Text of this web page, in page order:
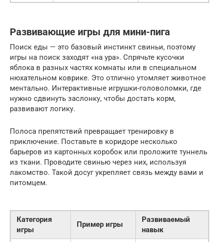
Развивающие игры для мини-пига
Поиск еды — это базовый инстинкт свиньи, поэтому
игры на поиск заходят «на ура». Спрячьте кусочки
яблока в разных частях комнаты или в специальном
нюхательном коврике. Это отлично утомляет животное
ментально. Интерактивные игрушки-головоломки, где
нужно сдвинуть заслонку, чтобы достать корм,
развивают логику.
Полоса препятствий превращает тренировку в
приключение. Поставьте в коридоре несколько
барьеров из картонных коробок или проложите туннель
из ткани. Проводите свинью через них, используя
лакомство. Такой досуг укрепляет связь между вами и
питомцем.
Категория
игры
Пример игры
Развиваемый
навык